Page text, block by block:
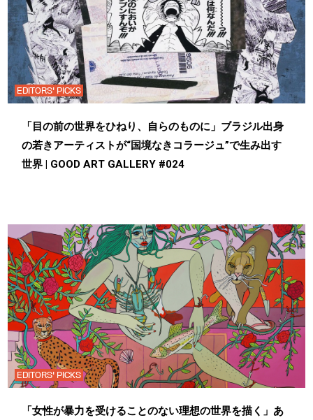
EDITORS' PICKS
「目の前の世界をひねり、自らのものに」ブラジル出身
の若きアーティストが“国境なきコラージュ”で生み出す
世界 | GOOD ART GALLERY #024
EDITORS' PICKS
「女性が暴力を受けることのない理想の世界を描く」あ